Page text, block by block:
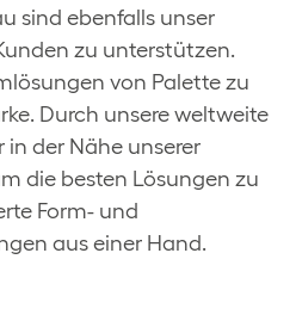
sind ebenfalls unser
zu unterstützen.
von Palette zu
Durch unsere weltweite
in der Nähe unserer
die besten Lösungen zu
Form- und
aus einer Hand.